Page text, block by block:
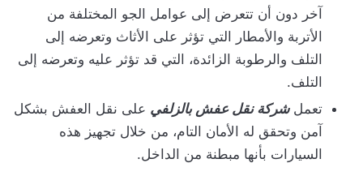
آخر دون أن تتعرض إلى عوامل الجو المختلفة من
الأتربة والأمطار التي تؤثر على الأثاث وتعرضه إلى
التلف والرطوبة الزائدة، التي قد تؤثر عليه وتعرضه إلى
التلف.
تعملشركة نقل عفش بالزلفي على نقل العفش بشكل
آمن وتحقق له الأمان التام، من خلال تجهيز هذه
السيارات بأنها مبطنة من الداخل.